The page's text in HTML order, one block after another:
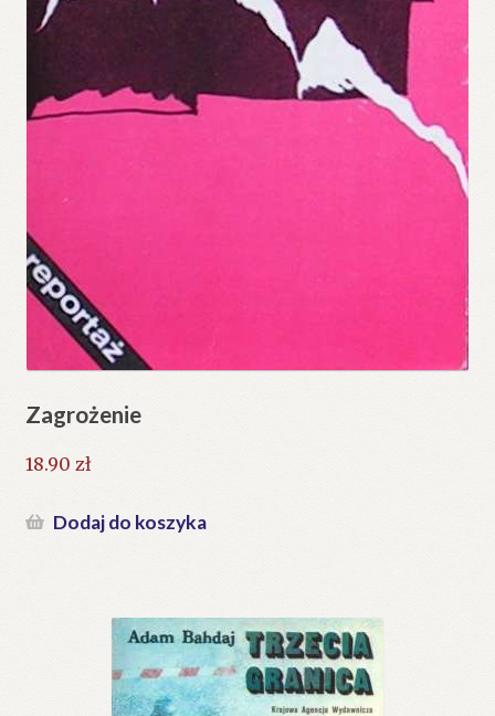
Zagrożenie
18.90 zł
Dodaj do koszyka